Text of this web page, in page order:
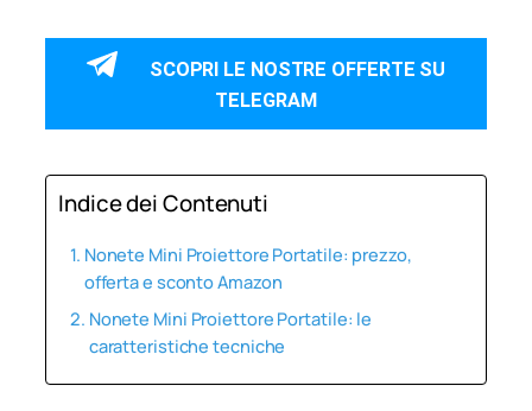
SCOPRI LE NOSTRE OFFERTE SU
TELEGRAM
Indice dei Contenuti
Nonete Mini Proiettore Portatile: prezzo,
offerta e sconto Amazon
Nonete Mini Proiettore Portatile: le
caratteristiche tecniche